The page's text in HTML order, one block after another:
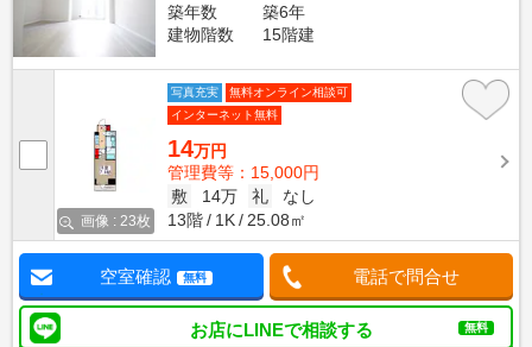
築年数
築6年
建物階数
15階建
画像 : 23枚
写真充実
無料オンライン相談可
インターネット無料
14万円
管理費等：15,000円
敷
14万 礼
なし
13階
1K 25.08㎡
空室確認 無料 電話で問合せ
お店にLINEで相談する 無料